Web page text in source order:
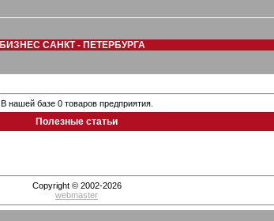
БИЗНЕС САНКТ - ПЕТЕРБУРГА
В нашей базе 0 товаров предприятия.
Полезные статьи
Copyright © 2002-2026
webmaster